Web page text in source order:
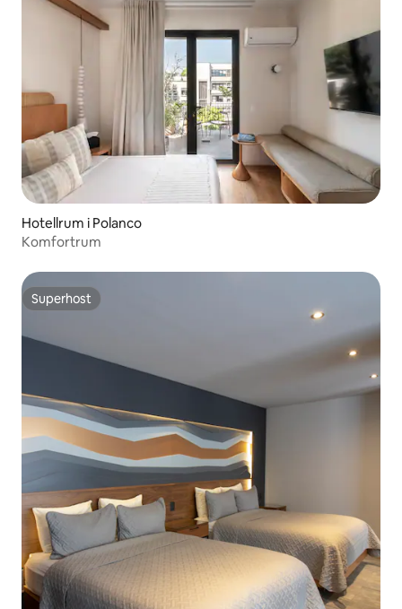
Hotellrum i Polanco
Komfortrum
Superhost
Superhost